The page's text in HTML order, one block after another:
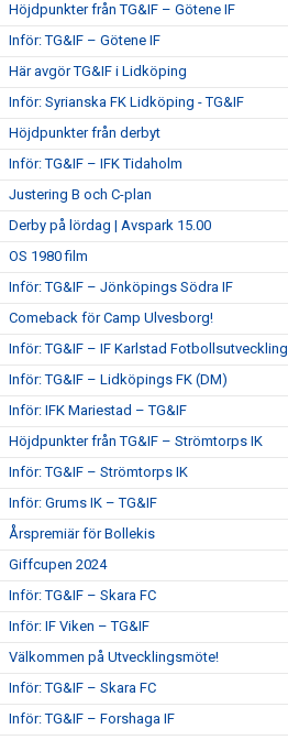
Höjdpunkter från TG&IF – Götene IF
Inför: TG&IF – Götene IF
Här avgör TG&IF i Lidköping
Inför: Syrianska FK Lidköping - TG&IF
Höjdpunkter från derbyt
Inför: TG&IF – IFK Tidaholm
Justering B och C-plan
Derby på lördag | Avspark 15.00
OS 1980 film
Inför: TG&IF – Jönköpings Södra IF
Comeback för Camp Ulvesborg!
Inför: TG&IF – IF Karlstad Fotbollsutveckling
Inför: TG&IF – Lidköpings FK (DM)
Inför: IFK Mariestad – TG&IF
Höjdpunkter från TG&IF – Strömtorps IK
Inför: TG&IF – Strömtorps IK
Inför: Grums IK – TG&IF
Årspremiär för Bollekis
Giffcupen 2024
Inför: TG&IF – Skara FC
Inför: IF Viken – TG&IF
Välkommen på Utvecklingsmöte!
Inför: TG&IF – Skara FC
Inför: TG&IF – Forshaga IF